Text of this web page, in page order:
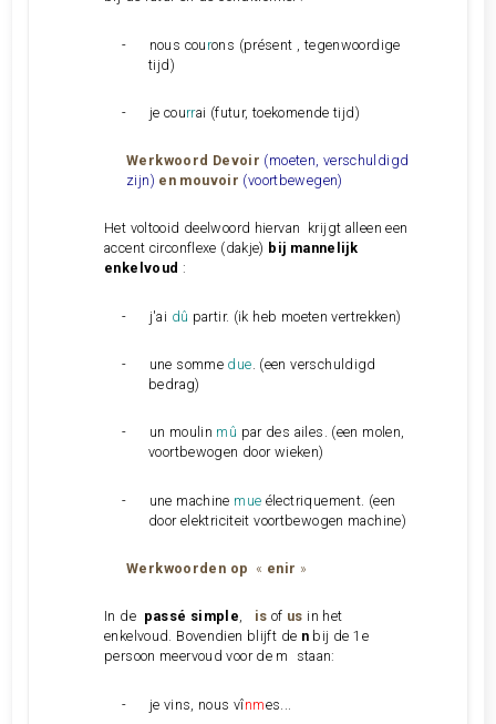
- nous cou rons (présent , tegenwoordige
tijd)
- je courrai (futur, toekomende tijd)
Werkwoord Devoir (moeten, verschuldigd
zijn) en mouvoir (voortbewegen)
Het voltooid deelwoord hiervan krijgt alleen een
accent circonflexe (dakje) bij mannelijk
enkelvoud :
- j'ai dû partir. (ik heb moeten vertrekken)
- une somme due. (een verschuldigd
bedrag)
- un moulin mû par des ailes. (een molen,
voortbewogen door wieken)
- une machine mue électriquement. (een
door elektriciteit voortbewogen machine)
Werkwoorden op « enir »
In de passé simple, is of us in het
enkelvoud. Bovendien blijft de n bij de 1e
persoon meervoud voor de m staan:
- je vins, nous vînmes...